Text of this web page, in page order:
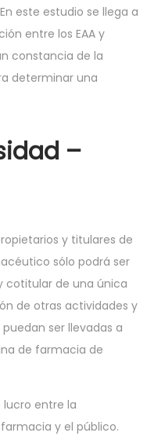
este estudio se llega a
entre los EAA y
constancia de la
determinar una
–
y titulares de
sólo podrá ser
cotitular de una única
de otras actividades y
ser llevadas a
de farmacia de
entre la
y el público.